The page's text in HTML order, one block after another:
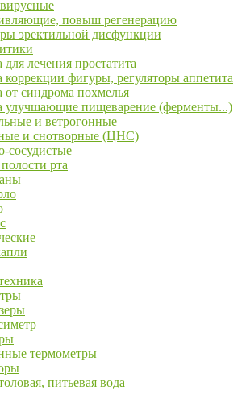
повыш регенерацию
эректильной дисфункции
для лечения простатита
коррекции фигуры, регуляторы аппетита
от синдрома похмелья
улучшающие пищеварение (ферменты...)
и ветрогонные
и снотворные (ЦНС)
сосудистые
рта
термометры
питьевая вода